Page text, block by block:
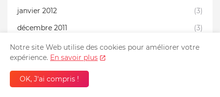
janvier 2012
(3)
décembre 2011
(3)
novembre 2011
(6)
octobre 2011
septembre 2011
Notre site Web utilise des cookies pour améliorer votre
expérience. En savoir plus
OK, J'ai compris !